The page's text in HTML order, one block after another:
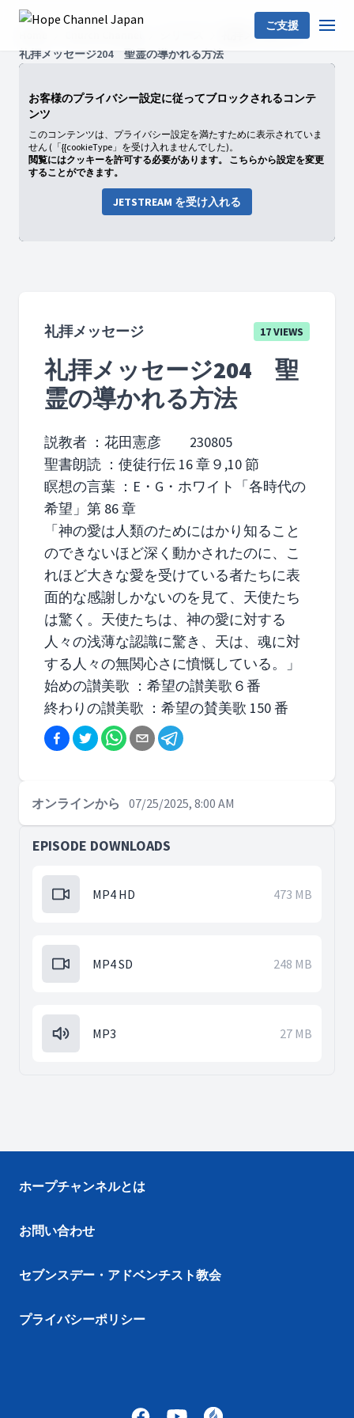
ご支援
礼拝メッセージ
礼拝メッセージ204 聖霊の導かれる方法
お客様のプライバシー設定に従ってブロックされるコンテ
ンツ
このコンテンツは、プライバシー設定を満たすために表示されていま
せん (「{{cookieType」を受け入れませんでした)。
閲覧にはクッキーを許可する必要があります。 こちらから設定を変更
することができます。
JETSTREAM を受け入れる
礼拝メッセージ 17 VIEWS
礼拝メッセージ204 聖
霊の導かれる方法
説教者 ：花田憲彦 230805
聖書朗読 ：使徒行伝 16 章９,10 節
瞑想の言葉 ：E・G・ホワイト「各時代の
希望」第 86 章
「神の愛は人類のためにはかり知ること
のできないほど深く動かされたのに、こ
れほど大きな愛を受けている者たちに表
面的な感謝しかないのを見て、天使たち
は驚く。天使たちは、神の愛に対する
人々の浅薄な認識に驚き、天は、魂に対
する人々の無関心さに憤慨している。」
始めの讃美歌 ：希望の讃美歌６番
終わりの讃美歌 ：希望の賛美歌 150 番
オンラインから 07/25/2025, 8:00 AM
EPISODE DOWNLOADS
MP4 HD 473 MB
MP4 SD 248 MB
MP3 27 MB
ホープチャンネルとは
お問い合わせ
セブンスデー・アドベンチスト教会
プライバシーポリシー